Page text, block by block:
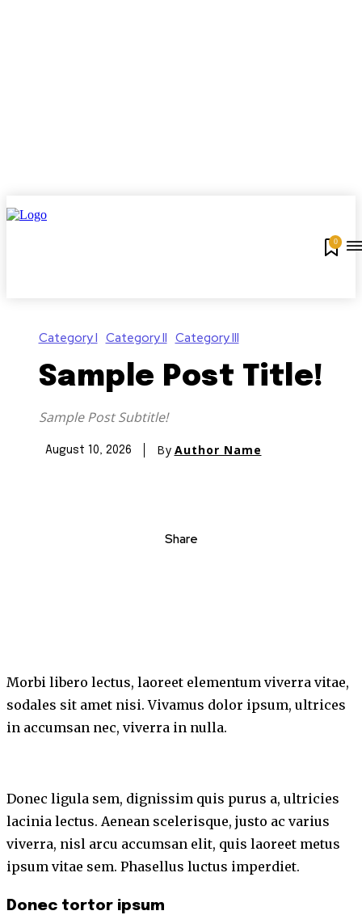
0
Category I Category II Category III
Sample Post Title!
Sample Post Subtitle!
August 10, 2026 By Author Name
Share
Morbi libero lectus, laoreet elementum viverra vitae,
sodales sit amet nisi. Vivamus dolor ipsum, ultrices
in accumsan nec, viverra in nulla.
Donec ligula sem, dignissim quis purus a, ultricies
lacinia lectus. Aenean scelerisque, justo ac varius
viverra, nisl arcu accumsan elit, quis laoreet metus
ipsum vitae sem. Phasellus luctus imperdiet.
Donec tortor ipsum